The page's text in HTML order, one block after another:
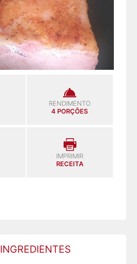
RENDIMENTO
4 PORÇÕES
IMPRIMIR
RECEITA
INGREDIENTES